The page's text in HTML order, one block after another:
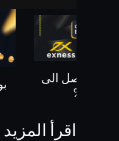
بونص 100% على
الايداع
اقرأ